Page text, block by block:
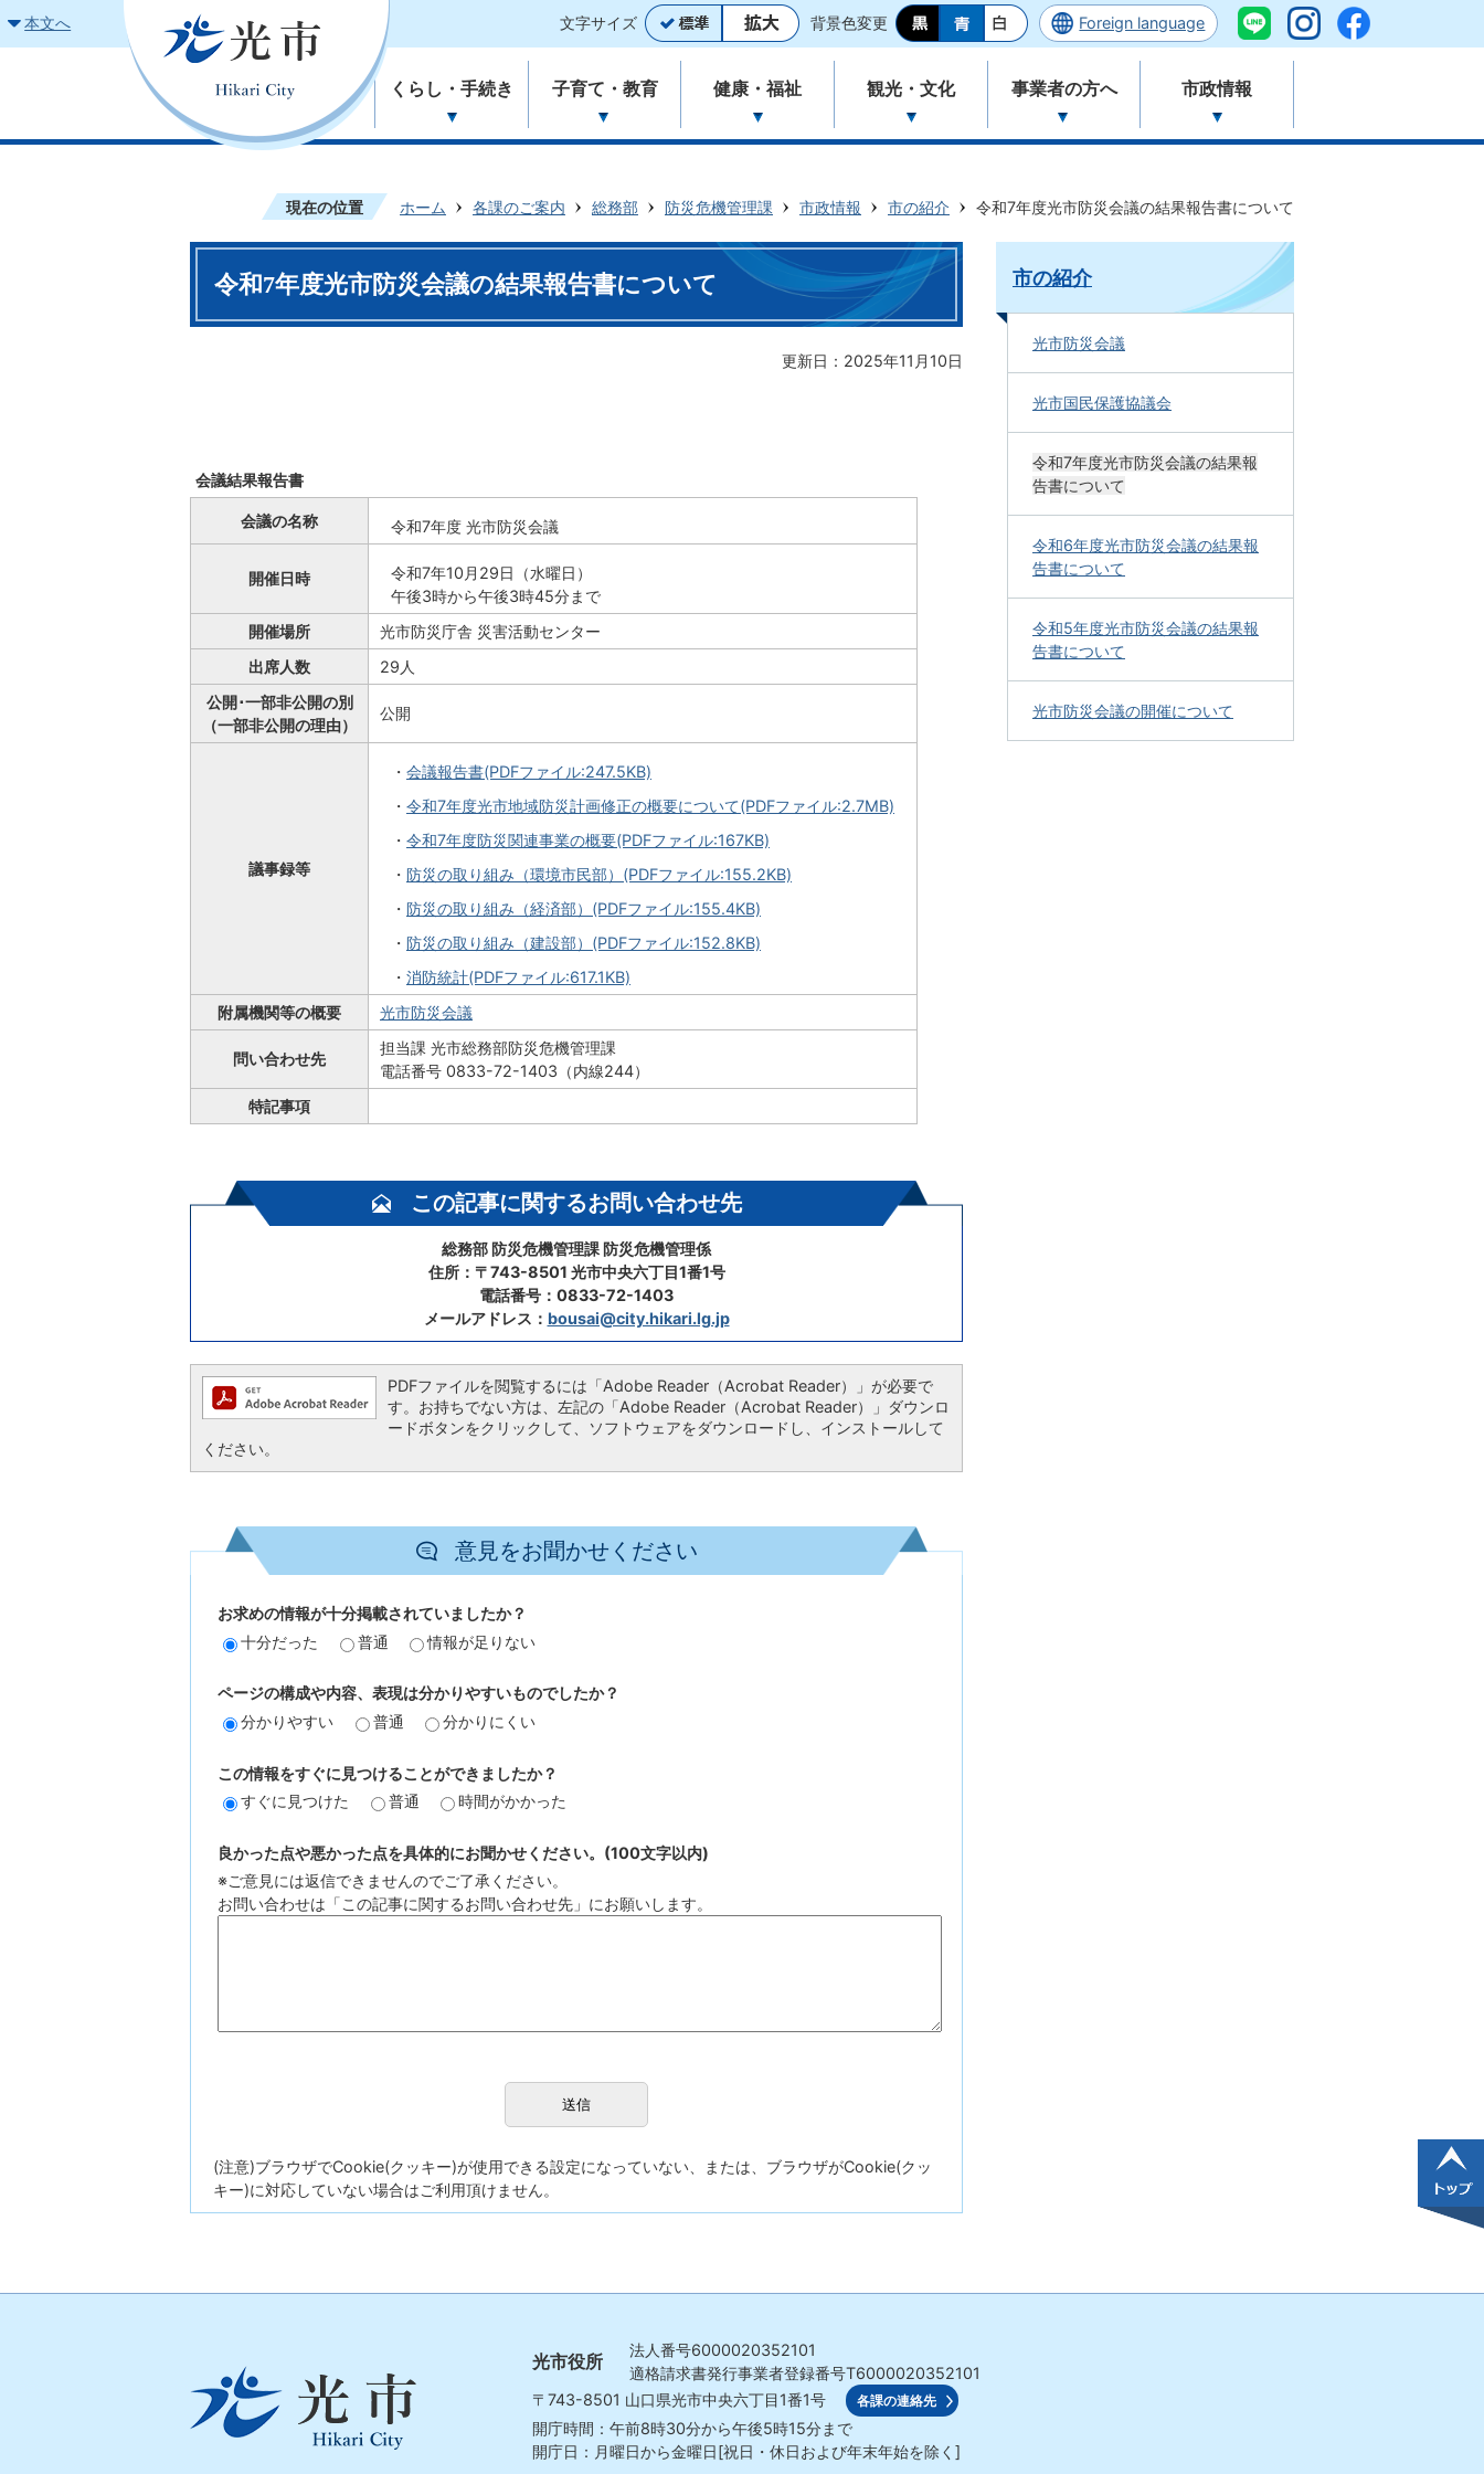
本文へ 文字サイズ 背景色変更 Foreign language
くらし・手続き 子育て・教育 健康・福祉 観光・文化 事業者の方へ 市政情報
現在の位置 ホーム 各課のご案内 総務部 防災危機管理課 市政情報 市の紹介 令和7年度光市防災会議の結果報告書について
令和7年度光市防災会議の結果報告書について
更新日：2025年11月10日
会議結果報告書
会議の名称 令和7年度 光市防災会議
開催日時
令和7年10月29日（水曜日）
午後3時から午後3時45分まで
開催場所
光市防災庁舎 災害活動センター
出席人数
29人
公開･一部非公開の別
（一部非公開の理由）
公開
議事録等
・ 会議報告書(PDFファイル:247.5KB)
・ 令和7年度光市地域防災計画修正の概要について(PDFファイル:2.7MB)
・ 令和7年度防災関連事業の概要(PDFファイル:167KB)
・ 防災の取り組み（環境市民部）(PDFファイル:155.2KB)
・ 防災の取り組み（経済部）(PDFファイル:155.4KB)
・ 防災の取り組み（建設部）(PDFファイル:152.8KB)
・ 消防統計(PDFファイル:617.1KB)
附属機関等の概要
光市防災会議
問い合わせ先
担当課 光市総務部防災危機管理課
電話番号 0833-72-1403（内線244）
特記事項
この記事に関するお問い合わせ先
総務部 防災危機管理課 防災危機管理係
住所：〒743-8501 光市中央六丁目1番1号
電話番号：0833-72-1403
メールアドレス： bousai@city.hikari.lg.jp
PDFファイルを閲覧するには「Adobe Reader（Acrobat Reader）」が必要で
す。お持ちでない方は、左記の「Adobe Reader（Acrobat Reader）」ダウンロ
ードボタンをクリックして、ソフトウェアをダウンロードし、インストールして
ください。
意見をお聞かせください
お求めの情報が十分掲載されていましたか？
十分だった
普通 情報が足りない
ページの構成や内容、表現は分かりやすいものでしたか？
分かりやすい
普通 分かりにくい
この情報をすぐに見つけることができましたか？
すぐに見つけた
普通 時間がかかった
良かった点や悪かった点を具体的にお聞かせください。(100文字以内)
※ご意見には返信できませんのでご了承ください。
お問い合わせは「この記事に関するお問い合わせ先」にお願いします。
(注意)ブラウザでCookie(クッキー)が使用できる設定になっていない、または、ブラウザがCookie(クッ
キー)に対応していない場合はご利用頂けません。
市の紹介
光市防災会議
光市国民保護協議会
令和7年度光市防災会議の結果報
告書について
令和6年度光市防災会議の結果報
告書について
令和5年度光市防災会議の結果報
告書について
光市防災会議の開催について
Hikari
光市役所
法人番号6000020352101
適格請求書発行事業者登録番号T6000020352101
〒743-8501 山口県光市中央六丁目1番1号 各課の連絡先
開庁時間：午前8時30分から午後5時15分まで
開庁日：月曜日から金曜日[祝日・休日および年末年始を除く]